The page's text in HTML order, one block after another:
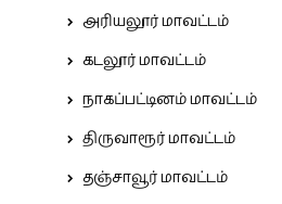
அரியலூர் மாவட்டம்
கடலூர் மாவட்டம்
நாகப்பட்டினம் மாவட்டம்
திருவாரூர் மாவட்டம்
தஞ்சாவூர் மாவட்டம்